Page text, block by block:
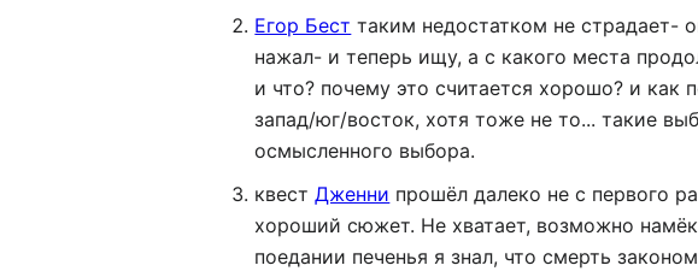
Егор Бест таким недостатком не страдает-
нажал- и теперь ищу, а с какого места
и что? почему это считается хорошо? и
запад/юг/восток, хотя тоже не то... такие
осмысленного выбора.
квестДженни прошёл далеко не с первого
хороший сюжет. Не хватает, возможно
поедании печенья я знал, что смерть